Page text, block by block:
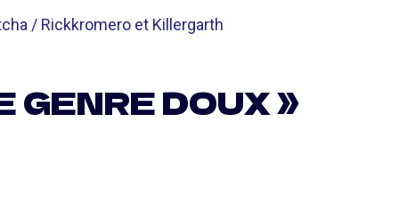
/ Rickkromero et Killergarth
GENRE DOUX »